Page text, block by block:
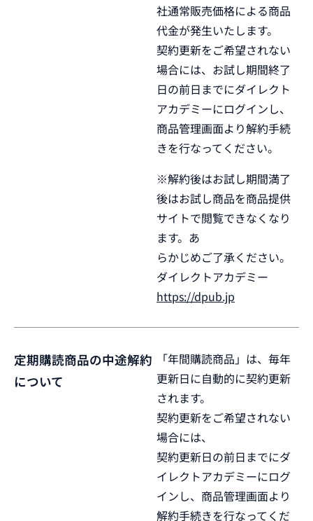
社通常販売価格による商品
代金が発生いたします。
契約更新をご希望されない
場合には、お試し期間終了
日の前日までにダイレクト
アカデミーにログインし、
商品管理画面より解約手続
きを行なってください。
※解約後はお試し期間満了
後はお試し商品を商品提供
サイトで閲覧できなくなり
ます。あ
らかじめご了承ください。
ダイレクトアカデミー
https://dpub.jp
定期購読商品の中途解約
について
「年間購読商品」は、毎年
更新日に自動的に契約更新
されます。
契約更新をご希望されない
場合には、
契約更新日の前日までにダ
イレクトアカデミーにログ
インし、商品管理画面より
解約手続きを行なってくだ